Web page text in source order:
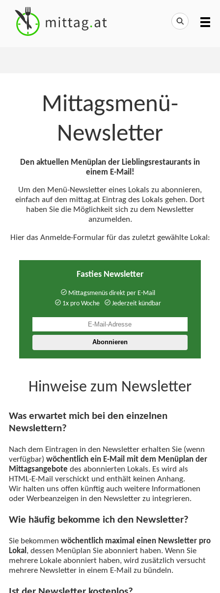
Mittagsmenü-
Newsletter
Den aktuellen Menüplan der Lieblingsrestaurants in
einem E-Mail!
Um den Menü-Newsletter eines Lokals zu abonnieren,
einfach auf den mittag.at Eintrag des Lokals gehen. Dort
haben Sie die Möglichkeit sich zu dem Newsletter
anzumelden.
Hier das Anmelde-Formular für das zuletzt gewählte Lokal:
Fasties Newsletter
Mittagsmenüs direkt per E-Mail
1x pro Woche
Jederzeit kündbar
Hinweise zum Newsletter
Was erwartet mich bei den einzelnen
Newslettern?
Nach dem Eintragen in den Newsletter erhalten Sie (wenn
verfügbar) wöchentlich ein E-Mail mit dem Menüplan der
Mittagsangebote des abonnierten Lokals. Es wird als
HTML-E-Mail verschickt und enthält keinen Anhang.
Wir halten uns offen künftig auch weitere Informationen
oder Werbeanzeigen in den Newsletter zu integrieren.
Wie häufig bekomme ich den Newsletter?
Sie bekommen wöchentlich maximal einen Newsletter pro
Lokal, dessen Menüplan Sie abonniert haben. Wenn Sie
mehrere Lokale abonniert haben, wird zusätzlich versucht
mehrere Newsletter in einem E-Mail zu bündeln.